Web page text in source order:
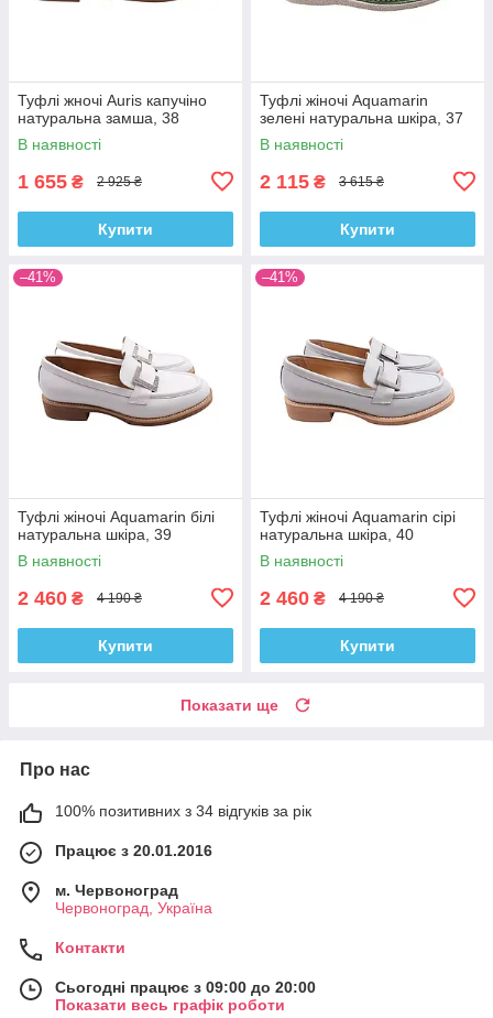
Туфлі жночі Auris капучіно
натуральна замша, 38
В наявності
1 655 ₴ 2 925 ₴
Купити
Туфлі жіночі Aquamarin
зелені натуральна шкіра, 37
В наявності
2 115 ₴ 3 615 ₴
Купити
–41%
Туфлі жіночі Aquamarin білі
натуральна шкіра, 39
В наявності
2 460 ₴ 4 190 ₴
Купити
–41%
Туфлі жіночі Aquamarin сірі
натуральна шкіра, 40
В наявності
2 460 ₴ 4 190 ₴
Купити
Показати ще
Про нас
100% позитивних з 34 відгуків за рік
Працює з 20.01.2016
м. Червоноград
Червоноград, Україна
Контакти
Сьогодні працює з 09:00 до 20:00
Показати весь графік роботи